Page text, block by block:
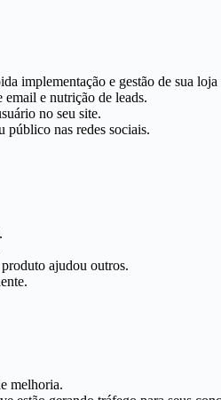
implementação e gestão de sua
e nutrição de leads.
no seu site.
público nas redes sociais.
ajudou outros.
melhoria.